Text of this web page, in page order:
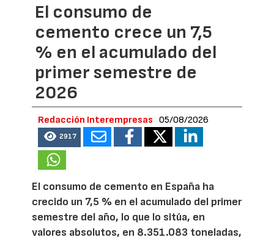
El consumo de
cemento crece un 7,5
% en el acumulado del
primer semestre de
2026
Redacción Interempresas 05/08/2026
2917
El consumo de cemento en España ha
crecido un 7,5 % en el acumulado del primer
semestre del año, lo que lo sitúa, en
valores absolutos, en 8.351.083 toneladas,